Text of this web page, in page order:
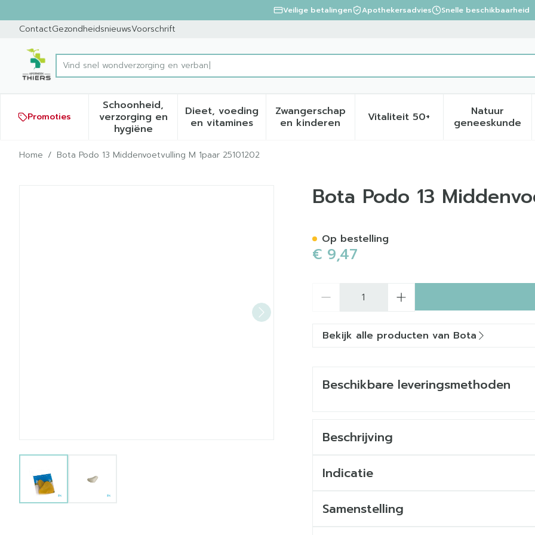
Veilige betalingen Apothekersadvies Snelle beschikbaarheid
ContactGezondheidsnieuwsVoorschrift
Product, merk, categorie...
Vind sne
Promoties
Schoonheid,
verzorging en
hygiëneToon submenu voor Schoonheid, verzorging en hygiëne categorie
Dieet, voeding
en vitamines
Toon submenu voor Dieet, voeding en vitamines categorie
Zwangerschap
en kinderenToon submenu voor Zwangerschap en
Vitaliteit 50+Toon submenu voor
Natuur
geneeskunde
Toon
Home / Bota Podo 13 Middenvoetvulling M 1paar 25101202
Bota Podo 13 Middenvoetvulling M 1paar 25101202
Bota Podo 13
€ 9,47
Op bestelling
Bekijk alle producten van Bota
Beschikbare leveringsmethoden
Beschrijving
Indicatie
Samenstelling